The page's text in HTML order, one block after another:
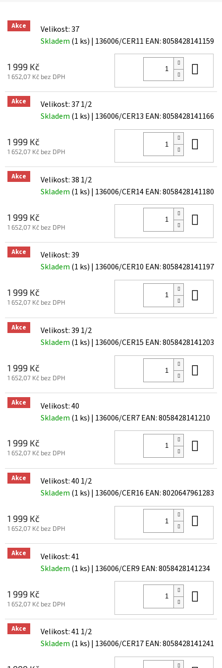
Akce
Velikost: 37
Skladem (1 ks) | 136006/CER11 EAN:8058428141159
1 999 Kč
1 652,07 Kč bez DPH
Akce
Velikost: 37 1/2
Skladem (1 ks) | 136006/CER13 EAN:8058428141166
1 999 Kč
1 652,07 Kč bez DPH
Akce
Velikost: 38 1/2
Skladem (1 ks) | 136006/CER14EAN:8058428141180
1 999 Kč
1 652,07 Kč bez DPH
Akce
Velikost: 39
Skladem (1 ks) | 136006/CER10 EAN:8058428141197
1 999 Kč
1 652,07 Kč bez DPH
Akce
Velikost: 39 1/2
Skladem (1 ks) | 136006/CER15 EAN:8058428141203
1 999 Kč
1 652,07 Kč bez DPH
Akce
Velikost: 40
Skladem (1 ks) | 136006/CER7EAN:8058428141210
1 999 Kč
1 652,07 Kč bez DPH
Akce
Velikost: 40 1/2
Skladem (1 ks) | 136006/CER16 EAN:8020647961283
1 999 Kč
1 652,07 Kč bez DPH
Akce
Velikost: 41
Skladem (1 ks) | 136006/CER9 EAN:8058428141234
1 999 Kč
1 652,07 Kč bez DPH
Akce
Velikost: 41 1/2
Skladem (1 ks) | 136006/CER17EAN:8058428141241